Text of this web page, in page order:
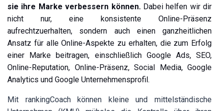
sie ihre Marke verbessern können. Dabei helfen wir dir
nicht nur, eine konsistente Online-Präsenz
aufrechtzuerhalten, sondern auch einen ganzheitlichen
Ansatz für alle Online-Aspekte zu erhalten, die zum Erfolg
einer Marke beitragen, einschließlich Google Ads, SEO,
Online-Reputation, Online-Präsenz, Social Media, Google
Analytics und Google Unternehmensprofil.
Mit rankingCoach können kleine und mittelständische